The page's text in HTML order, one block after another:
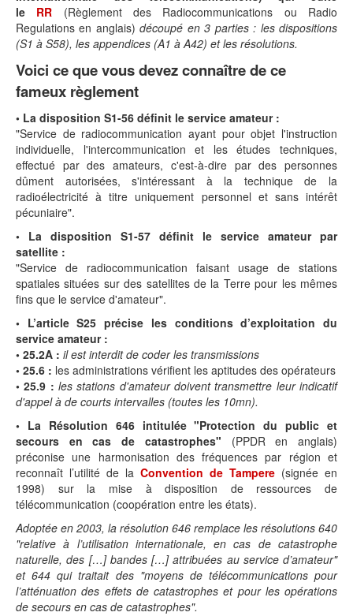
le
RR
(Règlement des Radiocommunications ou Radio
Regulations en anglais)découpé en 3 parties : les dispositions
(S1 à S58), les appendices (A1 à A42) et les résolutions.
Voici ce que vous devez connaître de ce
fameux règlement
• La disposition S1-56 définit le service amateur :
"Service de radiocommunication ayant pour objet l'instruction
individuelle, l'intercommunication et les études techniques,
effectué par des amateurs, c'est-à-dire par des personnes
dûment autorisées, s'intéressant à la technique de la
radioélectricité à titre uniquement personnel et sans intérêt
pécuniaire".
• La disposition S1-57 définit le service amateur par
satellite :
"Service de radiocommunication faisant usage de stations
spatiales situées sur des satellites de la Terre pour les mêmes
fins que le service d'amateur".
• L’article S25 précise les conditions d’exploitation du
service amateur :
• 25.2A : il est interdit de coder les transmissions
• 25.6 : les administrations vérifient les aptitudes des opérateurs
• 25.9 : les stations d'amateur doivent transmettre leur indicatif
d'appel à de courts intervalles (toutes les 10mn).
• La Résolution 646 intitulée "Protection du public et
secours en cas de catastrophes" (PPDR en anglais)
préconise une harmonisation des fréquences par région et
reconnaît l’utilité de la Convention de Tampere (signée en
1998) sur la mise à disposition de ressources de
télécommunication (coopération entre les états).
Adoptée en 2003, la résolution 646 remplace les résolutions 640
"relative à l’utilisation internationale, en cas de catastrophe
naturelle, des […] bandes […] attribuées au service d’amateur"
et 644 qui traitait des "moyens de télécommunications pour
l’atténuation des effets de catastrophes et pour les opérations
de secours en cas de catastrophes".